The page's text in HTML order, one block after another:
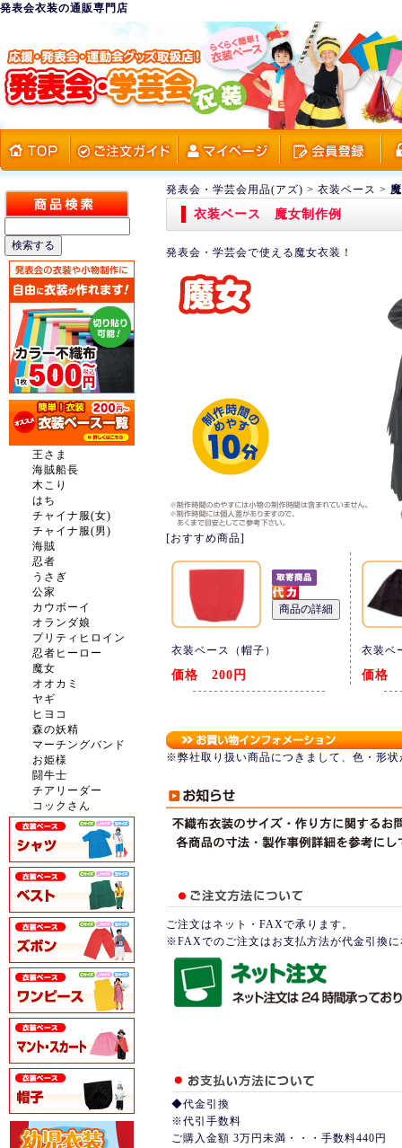
発表会衣装の通販専門店
王さま
海賊船長
木こり
はち
チャイナ服(女)
チャイナ服(男)
海賊
忍者
うさぎ
公家
カウボーイ
オランダ娘
プリティヒロイン
忍者ヒーロー
魔女
オオカミ
ヤギ
ヒヨコ
森の妖精
マーチングバンド
お姫様
闘牛士
チアリーダー
コックさん
発表会・学芸会用品(アズ) > 衣装ベース >
衣装ベース 魔女制作例
発表会・学芸会で使える魔女衣装！
[おすすめ商品]
衣装ベース（帽子）
価格 200円
衣装ベ
価格
※弊社取り扱い商品につきまして、色・形
ご注文はネット・FAXで承ります。
※FAXでのご注文はお支払方法が代金引換
◆代金引換
※代引手数料
ご購入金額 3万円未満・・・手数料440円